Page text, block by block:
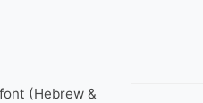
(Hebrew &